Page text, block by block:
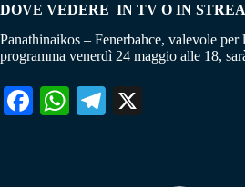
DOVE VEDERE IN TV O IN
Panathinaikos – Fenerbahce, valevole
programma venerdì 24 maggio alle 18,
Fa W
Te